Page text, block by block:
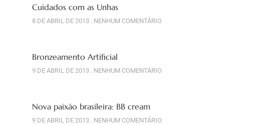
Cuidados com as Unhas
8 DE ABRIL DE 2013 NENHUM COMENTÁRIO
Bronzeamento Artificial
9 DE ABRIL DE 2013 NENHUM COMENTÁRIO
Nova paixão brasileira: BB cream
9 DE ABRIL DE 2013 NENHUM COMENTÁRIO